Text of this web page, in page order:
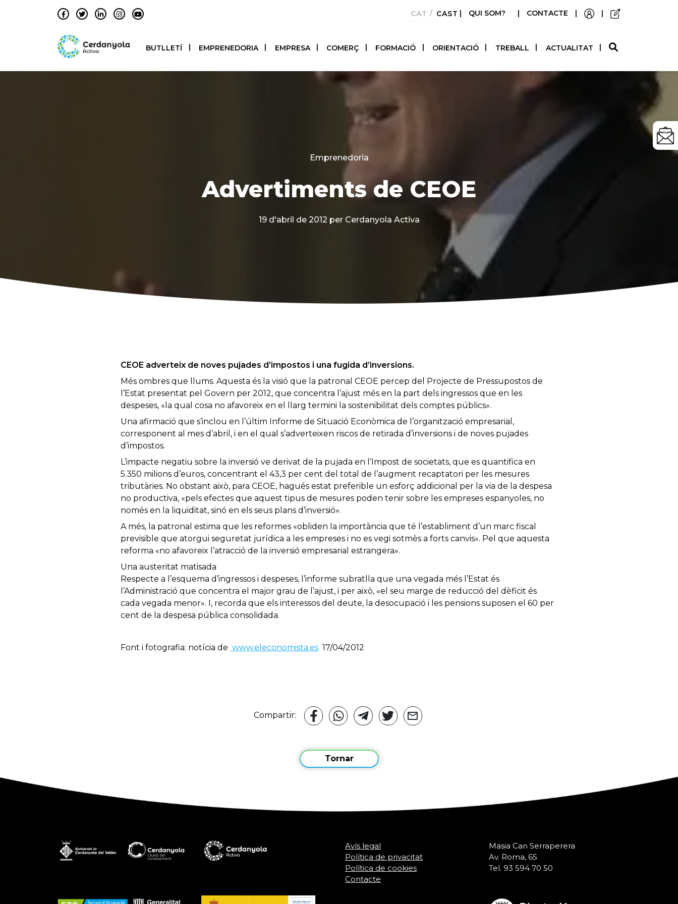
CATALÀCASTELLANO
| QUI SOM? | CONTACTE | |
BUTLLETÍ EMPRENEDORIA EMPRESA COMERÇ FORMACIÓ ORIENTACIÓ TREBALL ACTUALITAT
Categories
Emprenedoria
Advertiments de CEOE
19 d'abril de 2012 per Cerdanyola Activa
CEOE adverteix de noves pujades d’impostos i una fugida d’inversions.
Més ombres que llums. Aquesta és la visió que la patronal CEOE percep del Projecte de Pressupostos de
l’Estat presentat pel Govern per 2012, que concentra l’ajust més en la part dels ingressos que en les
despeses, «la qual cosa no afavoreix en el llarg termini la sostenibilitat dels comptes públics».
Una afirmació que s’inclou en l’últim Informe de Situació Econòmica de l’organització empresarial,
corresponent al mes d’abril, i en el qual s’adverteixen riscos de retirada d’inversions i de noves pujades
d’impostos.
L’impacte negatiu sobre la inversió ve derivat de la pujada en l’Impost de societats, que es quantifica en
5.350 milions d’euros, concentrant el 43,3 per cent del total de l’augment recaptatori per les mesures
tributàries. No obstant això, para CEOE, hagués estat preferible un esforç addicional per la via de la despesa
no productiva, «pels efectes que aquest tipus de mesures poden tenir sobre les empreses espanyoles, no
només en la liquiditat, sinó en els seus plans d’inversió».
A més, la patronal estima que les reformes «obliden la importància que té l’establiment d’un marc fiscal
previsible que atorgui seguretat jurídica a les empreses i no es vegi sotmès a forts canvis». Pel que aquesta
reforma «no afavoreix l’atracció de la inversió empresarial estrangera».
Una austeritat matisada
Respecte a l’esquema d’ingressos i despeses, l’informe subratlla que una vegada més l’Estat és
l’Administració que concentra el major grau de l’ajust, i per això, «el seu marge de reducció del dèficit és
cada vegada menor». I, recorda que els interessos del deute, la desocupació i les pensions suposen el 60 per
cent de la despesa pública consolidada.
Font i fotografia: notícia de www.eleconomista.es 17/04/2012
Compartir:
Tornar
Avís legal
Política de privacitat
Política de cookies
Contacte
Masia Can Serraperera
Av. Roma, 65
Tel. 93 594 70 50